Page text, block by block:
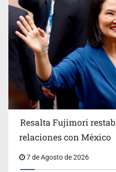
Descartan riesgo tras
colonias de Tlaquepaque
Resalta Fujimori
relaciones con México
7 de Agosto de 2026